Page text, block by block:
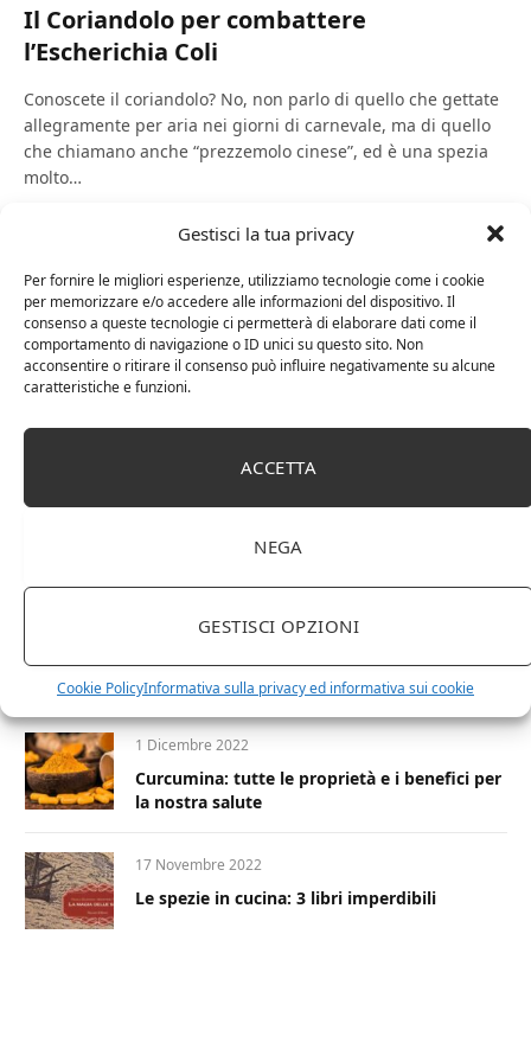
Gestisci la tua privacy
Per fornire le migliori esperienze, utilizziamo tecnologie come i cookie
per memorizzare e/o accedere alle informazioni del dispositivo. Il
consenso a queste tecnologie ci permetterà di elaborare dati come il
comportamento di navigazione o ID unici su questo sito. Non
acconsentire o ritirare il consenso può influire negativamente su alcune
caratteristiche e funzioni.
ACCETTA
NEGA
GESTISCI OPZIONI
Cookie PolicyInformativa sulla privacy ed informativa sui cookie
Il Coriandolo per combattere
l’Escherichia Coli
Conoscete il coriandolo? No, non parlo di quello che gettate
allegramente per aria nei giorni di carnevale, ma di quello
che chiamano anche “prezzemolo cinese”, ed è una spezia
molto…
ARTICOLI RECENTI
13 Novembre 2025
Il ruolo delle spezie nella preparazione di
5 Maggio 2023
4 Maggio 2023
Ajowan
1 Dicembre 2022
Curcumina: tutte le proprietà e i benefici per
la nostra salute
17 Novembre 2022
Le spezie in cucina: 3 libri imperdibili